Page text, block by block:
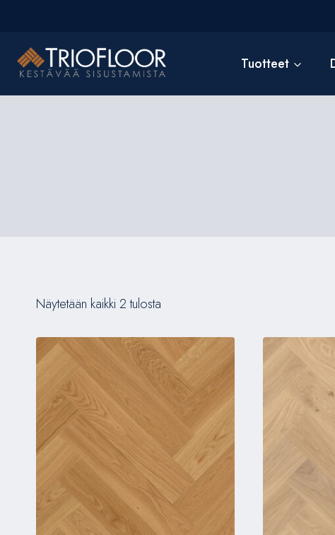
Tuotteet
Näytetään kaikki 2 tulosta